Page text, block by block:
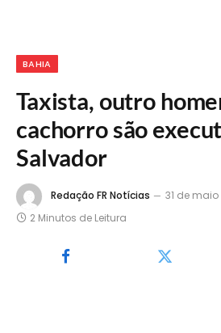
BAHIA
Taxista, outro
cachorro são
Salvador
Redação FR Notícias
31 de
2 Minutos de Leitura